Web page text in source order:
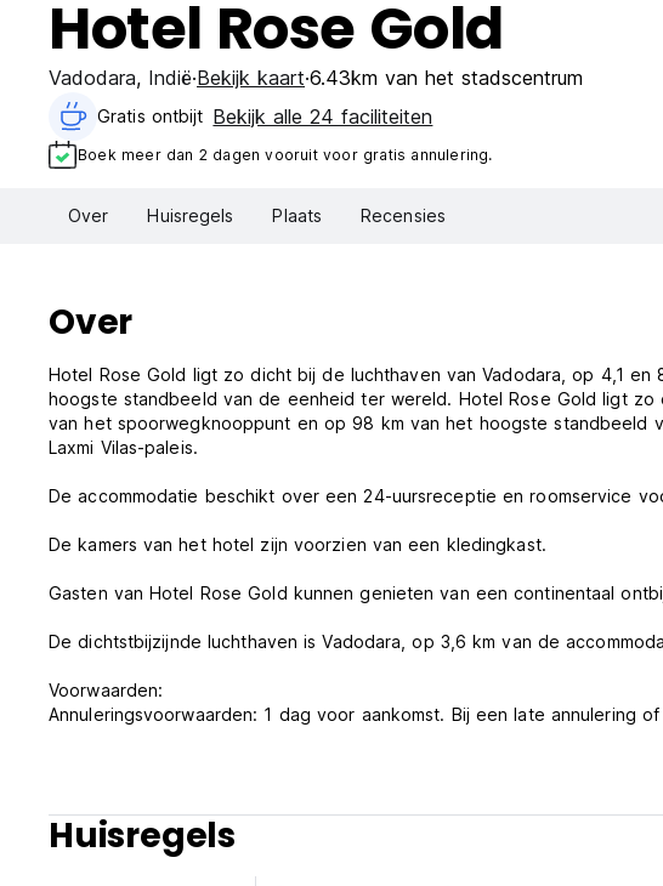
Hotel Rose Gold
Vadodara, Indië Bekijk kaart 6.43km van het stadscentrum
Gratis ontbijt‎ Bekijk alle 24 faciliteiten
Boek meer dan 2 dagen vooruit voor gratis annulering.
Over Huisregels Plaats Recensies
Over
Hotel Rose Gold ligt zo dicht bij de luchthaven van Vadodara, op 4,1
hoogste standbeeld van de eenheid ter wereld. Hotel Rose Gold ligt
van het spoorwegknooppunt en op 98 km van het hoogste standbeeld
Laxmi Vilas-paleis.
De accommodatie beschikt over een 24-uursreceptie en roomservice
De kamers van het hotel zijn voorzien van een kledingkast.
Gasten van Hotel Rose Gold kunnen genieten van een continentaal
De dichtstbijzijnde luchthaven is Vadodara, op 3,6 km van de
Voorwaarden:
Annuleringsvoorwaarden: 1 dag voor aankomst. Bij een late annulering
24-uursreceptie
Betaling bij aankomst met contant geld, creditcards en pinpassen.
Belastingen niet inbegrepen
Huisregels